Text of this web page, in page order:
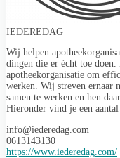
IEDEREDAG
Wij helpen
dingen die er écht toe
apotheekorganisatie om
werken. Wij streven ernaar
samen te werken en hen
Hieronder vind je een
info@iederedag.com
0613143130
https://www.iederedag.com/